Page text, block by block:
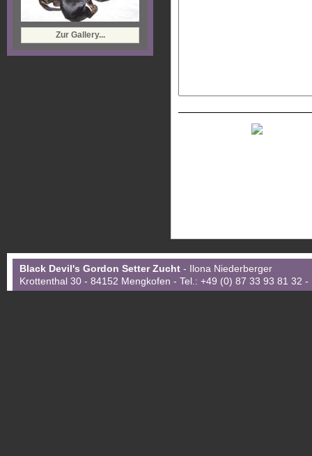
Zur Gallery...
Black Devil's Gordon Setter Zucht - Ilona Niederberger
Krottenthal 30 - 84152 Mengkofen - Tel.: +49 (0) 87 33 93 81 32